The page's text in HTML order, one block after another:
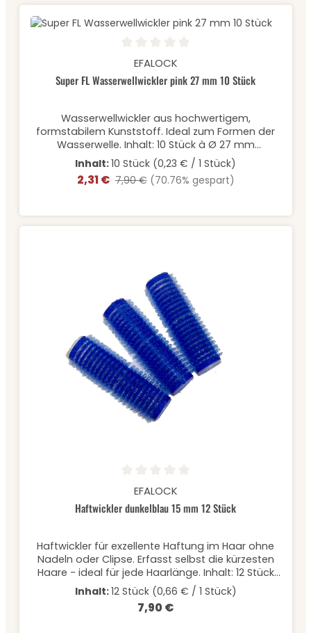
jegliche Haftung abgelehnt.Dieses Produkt ist
nicht für Personen unter 16 Jahren bestimmt.
Durchschnittliche Bewertung von 0 von 5 Sternen
EFALOCK
Super FL Wasserwellwickler pink 27 mm 10 Stück
Wasserwellwickler aus hochwertigem,
formstabilem Kunststoff. Ideal zum Formen der
Wasserwelle. Inhalt: 10 Stück à Ø 27 mm
*Lieferung beinhaltet keine Haltenadeln
Inhalt:10 Stück (0,23 € / 1 Stück)
Verkaufspreis:
2,31 € Regulärer Preis:
7,90 € (70.76% gespart)
Durchschnittliche Bewertung von 0 von 5 Sternen
EFALOCK
Haftwickler dunkelblau 15 mm 12 Stück
Haftwickler für exzellente Haftung im Haar ohne
Nadeln oder Clipse. Erfasst selbst die kürzesten
Haare - ideal für jede Haarlänge. Inhalt: 12 Stück
à Ø 15 mm
Inhalt:12 Stück (0,66 € / 1 Stück)
Regulärer Preis:
7,90 €